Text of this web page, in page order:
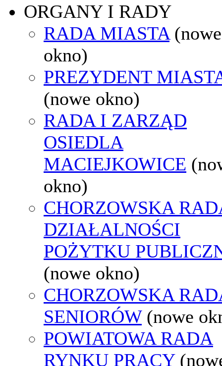
ORGANY I RADY
RADA MIASTA (nowe
okno)
PREZYDENT
(nowe okno)
RADA I ZARZĄD
OSIEDLA
MACIEJKOWICE
okno)
CHORZOWSKA
DZIAŁALNOŚCI
POŻYTKU
(nowe okno)
CHORZOWSKA
SENIORÓW (nowe
POWIATOWA RADA
RYNKU PRACY